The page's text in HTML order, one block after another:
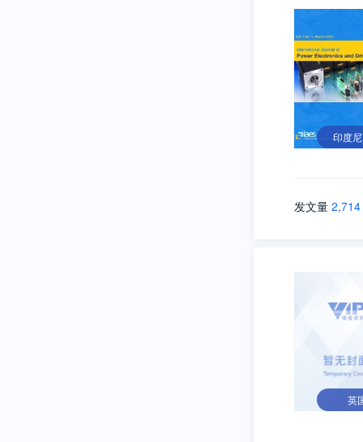
印度
发文量 2,714
英